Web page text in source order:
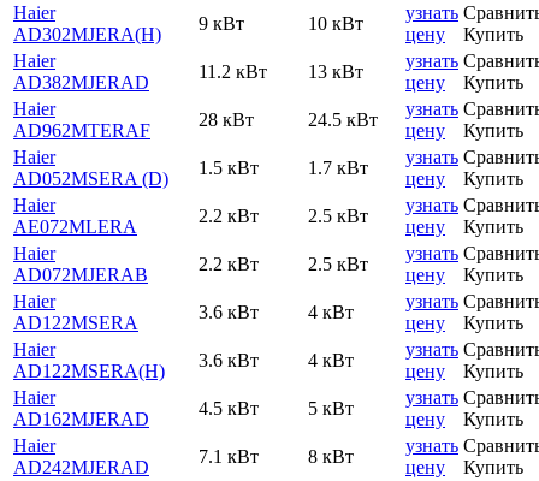
Haier
AD302MJERA(H)
9 кВт 10 кВт
узнать
цену
Купить
Haier
AD382MJERAD
11.2 кВт 13 кВт
узнать
цену
Купить
Haier
AD962MTERAF
28 кВт 24.5 кВт
узнать
цену
Купить
Haier
AD052MSERA (D)
1.5 кВт 1.7 кВт
узнать
цену
Купить
Haier
AE072MLERA
2.2 кВт 2.5 кВт
узнать
цену
Купить
Haier
AD072MJERAB
2.2 кВт 2.5 кВт
узнать
цену
Купить
Haier
AD122MSERA
3.6 кВт 4 кВт
узнать
цену
Купить
Haier
AD122MSERA(H)
3.6 кВт 4 кВт
узнать
цену
Купить
Haier
AD162MJERAD
4.5 кВт 5 кВт
узнать
цену
Купить
Haier
AD242MJERAD
7.1 кВт 8 кВт
узнать
цену
Купить